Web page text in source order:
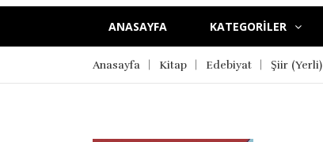
ANASAYFA KATEGORİLER
Anasayfa Kitap Edebiyat Şiir (Yerli)